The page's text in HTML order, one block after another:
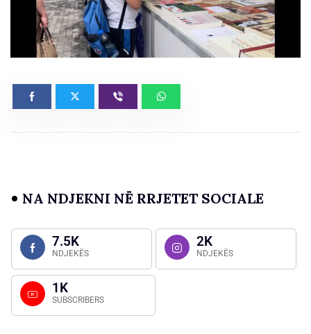
NA NDJEKNI NË RRJETET SOCIALE
7.5K
NDJEKËS
2K
NDJEKËS
1K
SUBSCRIBERS